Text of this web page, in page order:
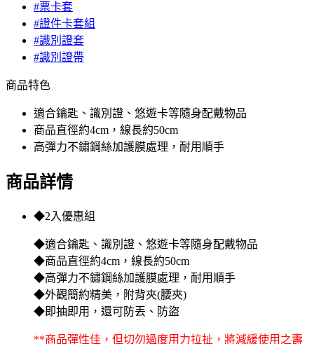
#票卡套
#證件卡套組
#識別證套
#識別證帶
商品特色
適合鑰匙、識別證、悠遊卡等隨身配戴物品
商品直徑約4cm，線長約50cm
高彈力不鏽鋼絲加護膜處理，耐用順手
商品詳情
◆2入優惠組
◆適合鑰匙、識別證、悠遊卡等隨身配戴物品
◆商品直徑約4cm，線長約50cm
◆高彈力不鏽鋼絲加護膜處理，耐用順手
◆外觀簡約精美，附背夾(腰夾)
◆即抽即用，還可防丟、防盜
**商品彈性佳，但切勿過度用力拉扯，將減緩使用之夀